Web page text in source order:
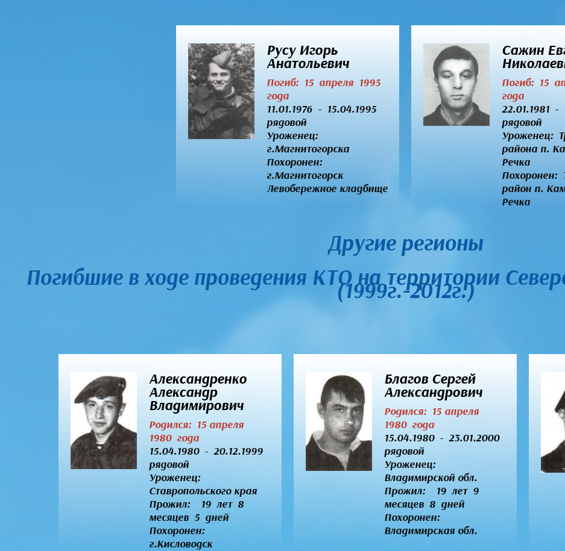
Русу Игорь
Анатольевич
Погиб: 15 апреля 1995
года
11.01.1976 - 15.04.1995
рядовой
Уроженец:
г.Магнитогорска
Похоронен:
г.Магнитогорск
Левобережное кладбище
Сажин
Погиб: 15
года
22.01.1981 -
рядовой
Уроженец:
района п.
Речка
Похоронен:
район п.
Речка
Другие регионы
Погибшие в ходе проведения КТО на территории
(1999г.-2012г.)
Александренко
Александр
Владимирович
Родился: 15 апреля
1980 года
15.04.1980 - 20.12.1999
рядовой
Уроженец:
Ставропольского края
Прожил: 19 лет 8
месяцев 5 дней
Похоронен:
г.Кисловодск
Благов Сергей
Александрович
Родился: 15 апреля
1980 года
15.04.1980 - 23.01.2000
рядовой
Уроженец:
Владимирской обл.
Прожил: 19 лет 9
месяцев 8 дней
Похоронен:
Владимирская обл.